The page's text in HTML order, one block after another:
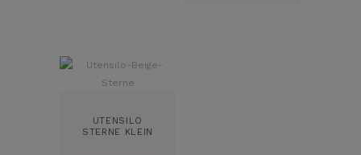
UTENSILO
STERNE KLEIN